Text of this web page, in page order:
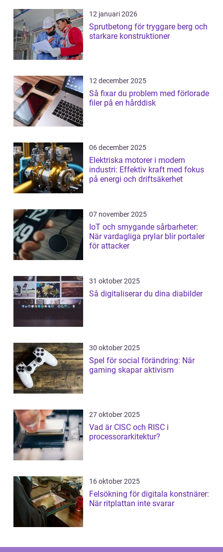
12 januari 2026
Sprutbetong för tryggare berg och
starkare konstruktioner
12 december 2025
Så fixar du problem med förlorade
filer på en hårddisk
06 december 2025
Elektriska motorer i modern
industri: Effektiv kraft med fokus
på energi och driftsäkerhet
07 november 2025
IoT och smygande sårbarheter:
När vardagliga prylar blir portaler
för attacker
31 oktober 2025
Så digitaliserar du dina diabilder
30 oktober 2025
Spel för social förändring: När
gaming skapar aktivism
27 oktober 2025
Vad är CISC och RISC i
processorarkitektur?
16 oktober 2025
Felsökning för digitala konstnärer:
När ritplattan inte svarar